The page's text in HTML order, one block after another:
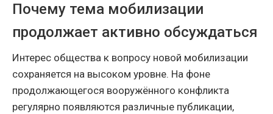
Почему тема мобилизации
продолжает активно обсуждаться
Интерес общества к вопросу новой мобилизации
сохраняется на высоком уровне. На фоне
продолжающегося вооружённого конфликта
регулярно появляются различные публикации,